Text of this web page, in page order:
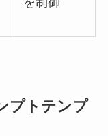
プトテンプ